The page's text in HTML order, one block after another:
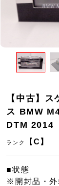
【中古】
ス BMW
DTM 2014
ランク 【C】
■状態
※開封品・外